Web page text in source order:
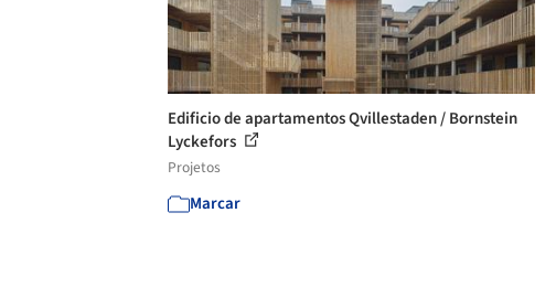
Edificio de apartamentos Qvillestaden / Bornstein
Lyckefors
Projetos
Marcar